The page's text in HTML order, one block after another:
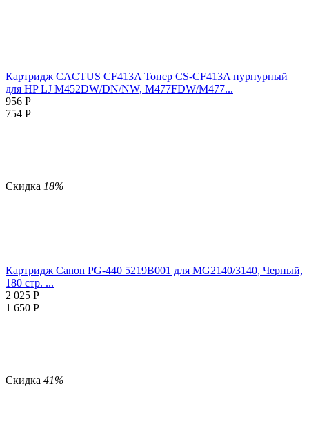
Картридж CACTUS CF413A Тонер CS-CF413A пурпурный
для HP LJ M452DW/DN/NW, M477FDW/M477...
956 Р
754 Р
Скидка 18%
Картридж Canon PG-440 5219B001 для MG2140/3140, Черный,
180 стр. ...
2 025 Р
1 650 Р
Скидка 41%